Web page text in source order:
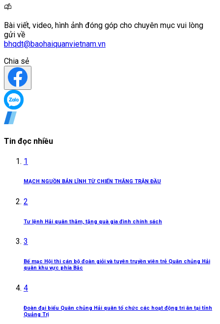
Bài viết, video, hình ảnh đóng góp cho chuyên mục vui lòng
gửi về
bhqdt@baohaiquanvietnam.vn
Chia sẻ
Tin đọc nhiều
1
MẠCH NGUỒN BẢN LĨNH TỪ CHIẾN THẮNG TRẬN ĐẦU
2
Tư lệnh Hải quân thăm, tặng quà gia đình chính sách
3
Bế mạc Hội thi cán bộ đoàn giỏi và tuyên truyền viên trẻ Quân chủng Hải
quân khu vực phía Bắc
4
Đoàn đại biểu Quân chủng Hải quân tổ chức các hoạt động tri ân tại tỉnh
Quảng Trị